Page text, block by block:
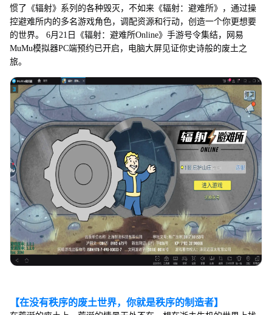
惯了《辐射》系列的各种毁灭，不如来《辐射：避难所》，通过操
控避难所内的多名游戏角色，调配资源和行动，创造一个你更想要
的世界。 6月21日《辐射：避难所Online》手游号令集结，网易
MuMu模拟器PC端预约已开启，电脑大屏见证你史诗般的废土之
旅。
【在没有秩序的废土世界，你就是秩序的制造者】